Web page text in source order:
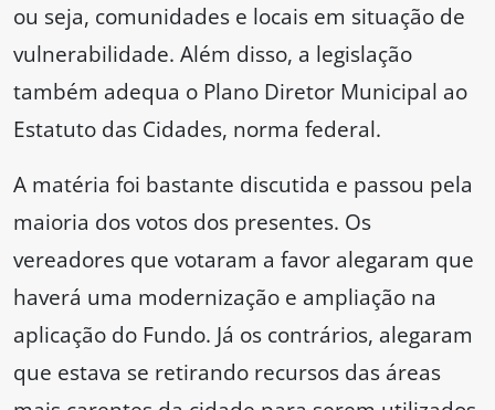
ou seja, comunidades e locais em situação de
vulnerabilidade. Além disso, a legislação
também adequa o Plano Diretor Municipal ao
Estatuto das Cidades, norma federal.
A matéria foi bastante discutida e passou pela
maioria dos votos dos presentes. Os
vereadores que votaram a favor alegaram que
haverá uma modernização e ampliação na
aplicação do Fundo. Já os contrários, alegaram
que estava se retirando recursos das áreas